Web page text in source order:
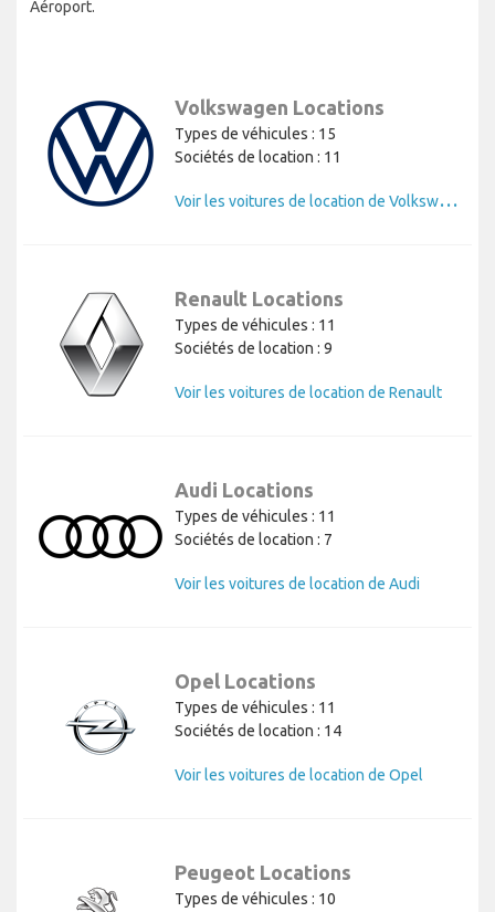
Aéroport.
Volkswagen Locations
Types de véhicules : 15
Sociétés de location : 11
V
oir les voitures de location de Volkswagen
Renault Locations
Types de véhicules : 11
Sociétés de location : 9
Voir les voitures de location de Renault
Audi Locations
Types de véhicules : 11
Sociétés de location : 7
Voir les voitures de location de Audi
Opel Locations
Types de véhicules : 11
Sociétés de location : 14
Voir les voitures de location de Opel
Peugeot Locations
Types de véhicules : 10